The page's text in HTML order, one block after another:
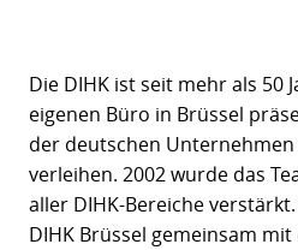
Die DIHK ist seit mehr als 50
eigenen Büro in Brüssel
der deutschen
verleihen. 2002 wurde das
aller DIHK-Bereiche
DIHK Brüssel gemeinsam